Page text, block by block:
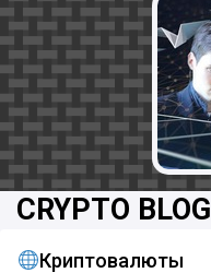
CRYPTO BLOG
Криптовалюты